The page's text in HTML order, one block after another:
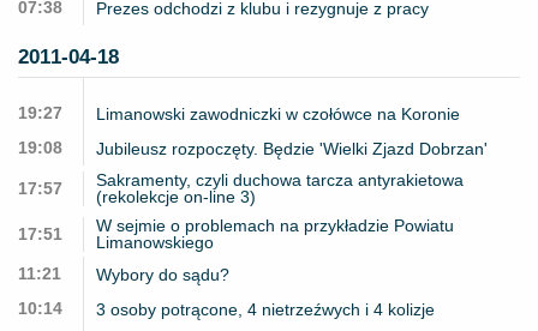
07:38
Prezes odchodzi z klubu i rezygnuje z pracy
2011-04-18
19:27
Limanowski zawodniczki w czołówce na Koronie
19:08
Jubileusz rozpoczęty. Będzie 'Wielki Zjazd Dobrzan'
17:57
Sakramenty, czyli duchowa tarcza antyrakietowa
(rekolekcje on-line 3)
17:51
W sejmie o problemach na przykładzie Powiatu
Limanowskiego
11:21
Wybory do sądu?
10:14
3 osoby potrącone, 4 nietrzeźwych i 4 kolizje